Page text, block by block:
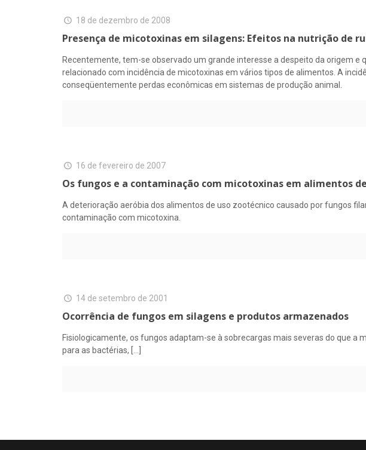
18 de dezembro de 2008
Presença de micotoxinas em silagens: Efeitos na nutrição de
Recentemente, tem-se observado um grande interesse a despeito da origem
relacionado com incidência de micotoxinas em vários tipos de alimentos. A
conseqüentemente perdas econômicas em sistemas de produção animal.
16 de fevereiro de 2007
Os fungos e a contaminação com micotoxinas em alimentos
A deterioração aeróbia dos alimentos de uso zootécnico causado por fungos
contaminação com micotoxina.
14 de setembro de 2001
Ocorrência de fungos em silagens e produtos armazenados
Fisiologicamente, os fungos adaptam-se à sobrecargas mais severas do que
para as bactérias,